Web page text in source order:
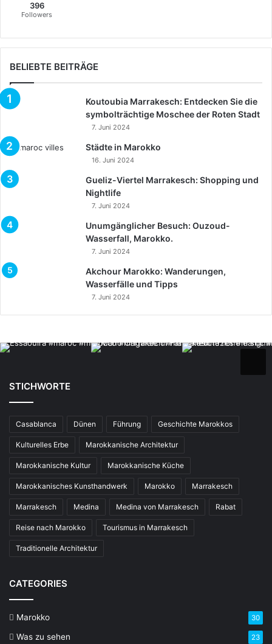
396
Followers
BELIEBTE BEITRÄGE
Koutoubia Marrakesch: Entdecken Sie die
symbolträchtige Moschee der Roten Stadt
7. Juni 2024
Städte in Marokko
16. Juni 2024
Gueliz-Viertel Marrakesch: Shopping und
Nightlife
7. Juni 2024
Unumgänglicher Besuch: Ouzoud-
Wasserfall, Marokko.
7. Juni 2024
Akchour Marokko: Wanderungen,
Wasserfälle und Tipps
7. Juni 2024
STICHWORTE
Casablanca Dünen Führung Geschichte Marokkos
Kulturelles Erbe Marokkanische Architektur
Marokkanische Kultur Marokkanische Küche
Marokkanisches Kunsthandwerk Marokko Marrakesch
Marrakesch Medina Medina von Marrakesch Rabat
Reise nach Marokko Tourismus in Marrakesch
Traditionelle Architektur
CATEGORIES
Marokko 30
Was zu sehen 23